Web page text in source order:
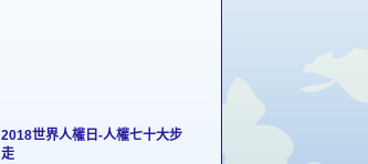
2018世界人權日-人權七十大步
走